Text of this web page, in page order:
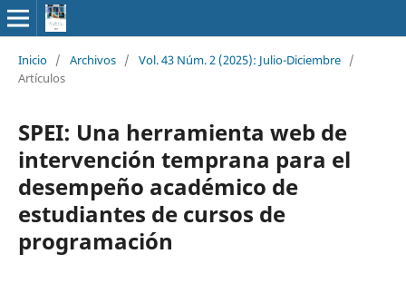
Inicio / Archivos / Vol. 43 Núm. 2 (2025): Julio-Diciembre /
Artículos
SPEI: Una herramienta web de
intervención temprana para el
desempeño académico de
estudiantes de cursos de
programación